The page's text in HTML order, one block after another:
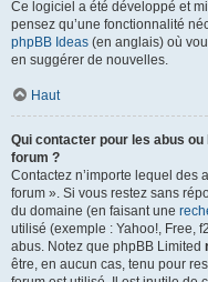
Ce logiciel a été développé et
pensez qu’une fonctionnalité
phpBB Ideas (en anglais) où
en suggérer de nouvelles.
Haut
Qui contacter pour les abus
forum ?
Contactez n’importe lequel des
forum ». Si vous restez sans
du domaine (en faisant une
utilisé (exemple : Yahoo!, Free,
abus. Notez que phpBB Limited
être, en aucun cas, tenu pour